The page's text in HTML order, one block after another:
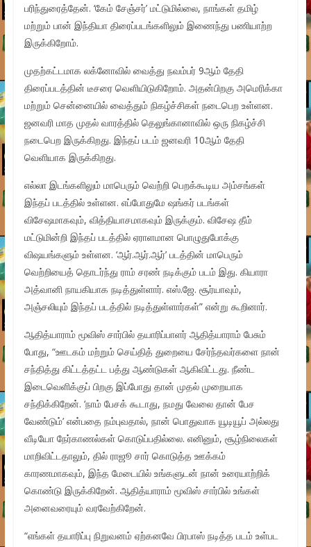
பரிந்துரைத்தேன். ‘கேம் சேஞ்சர்’ மட்டுமில்லை, நாங்கள் தமிழ்
மற்றும் பான் இந்தியா திரைப்படங்களிலும் இணைந்து பணியாற்ற
இருக்கிறோம்.
முதற்கட்டமாக லக்னோவில் வைத்து நவம்பர் 9ஆம் தேதி
திரைப்படத்தின் டீசரை வெளியிடுகிறோம். அதன்பிறகு அமெரிக்கா
மற்றும் சென்னையில் வைத்தும் நிகழ்ச்சிகள் நடைபெற உள்ளன.
ஜனவரி மாத முதல் வாரத்தில் தெலுங்கானாவில் ஒரு நிகழ்ச்சி
நடைபெற இருக்கிறது. இந்தப் படம் ஜனவரி 10ஆம் தேதி
வெளியாக இருக்கிறது.
எல்லா இடங்களிலும் மாபெரும் வெற்றி பெறக்கூடிய அம்சங்கள்
இந்தப் படத்தில் உள்ளன. எப்போதுமே ஷங்கர் படங்கள்
விசேஷமாகவும், வித்தியாசமாகவும் இருக்கும். விசேஷ தீம்
மட்டுமின்றி இந்தப் படத்தில் ஏராளமான பொழுதுபோக்கு
விஷயங்களும் உள்ளன. ‘ஆர்.ஆர்.ஆர்’ படத்தின் மாபெரும்
வெற்றியைத் தொடர்ந்து ராம் சரண் நடிக்கும் படம் இது. கியாரா
அத்வானி நாயகியாக நடித்துள்ளார். எஸ்.ஜே. சூர்யாவும்,
அஞ்சலியும் இந்தப் படத்தில் நடித்துள்ளார்கள்” என்று கூறினார்.
ஆதித்யாராம் மூவிஸ் சார்பில் தயாரிப்பாளர் ஆதித்யாராம் பேசும்
போது, “ஊடகம் மற்றும் செய்தித் துறையை சேர்ந்தவர்களை நான்
சந்தித்து கிட்டத்தட்ட பத்து ஆண்டுகள் ஆகிவிட்டது. நீண்ட
இடைவெளிக்குப் பிறகு இப்போது தான் முதல் முறையாக
சந்திக்கிறேன். ‘நாம் பேசக் கூடாது, நமது வேலை தான் பேச
வேண்டும்’ என்பதை நம்புவதால், நான் பொதுவாக யூடியூப் அல்லது
வீடியோ நேர்காணல்கள் கொடுப்பதில்லை. எனினும், சூழ்நிலைகள்
மாறிவிட்டதாலும், தில் ராஜூ சார் கொடுத்த ஊக்கம்
காரணமாகவும், இந்த மேடையில் உங்களுடன் நான் உரையாற்றிக்
கொண்டு இருக்கிறேன். ஆதித்யாராம் மூவிஸ் சார்பில் உங்கள்
அனைவரையும் வரவேற்கிறேன்.
“எங்கள் தயாரிப்பு நிறுவனம் ஏற்கனவே பிரபாஸ் நடித்த படம் உள்பட